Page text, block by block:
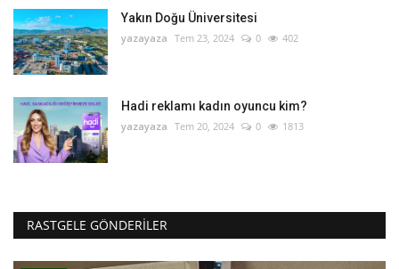
Yakın Doğu Üniversitesi
yazayaza Tem 23, 2024 0 402
Hadi reklamı kadın oyuncu kim?
yazayaza Tem 20, 2024 0 1813
RASTGELE GÖNDERILER